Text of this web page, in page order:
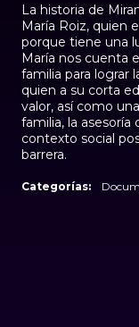
La historia de
María Roiz, quien
porque tiene una
María nos cuenta
familia para lograr
quien a su corta
valor, así como
familia, la asesoría
contexto social
barrera.
Categorías: